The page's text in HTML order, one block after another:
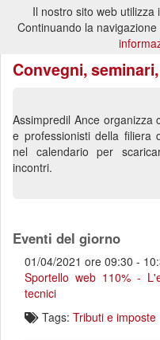
Convegni,
Assimpredil Ance organizza
e professionisti della filiera
nel calendario per
incontri.
Eventi del giorno
01/04/2021 ore 09:30 -
Sportello web 110% -
tecnici
Tags: Tributi e imposte
Il nostro sito web utilizza
Continuando la